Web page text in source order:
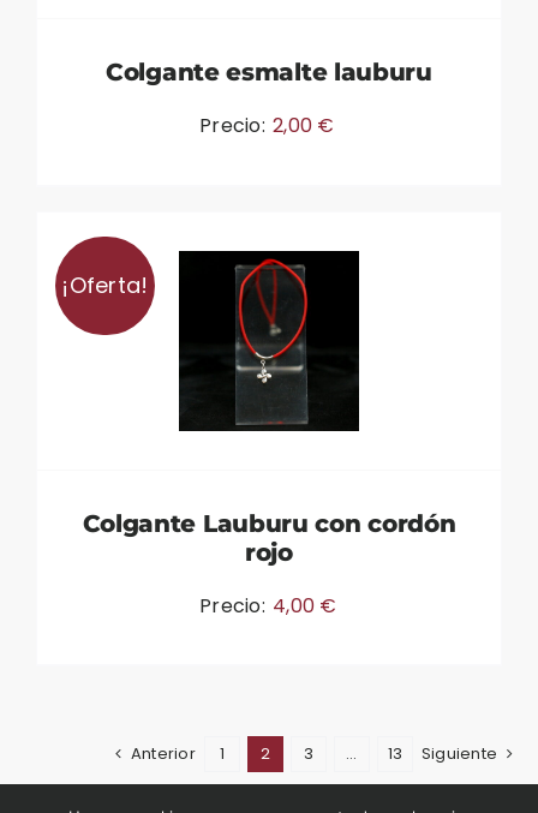
Colgante esmalte lauburu
Precio: 2,00 €
¡Oferta!
Colgante Lauburu con cordón
rojo
Precio: 4,00 €
Anterior 1 2 3 … 13 Siguiente